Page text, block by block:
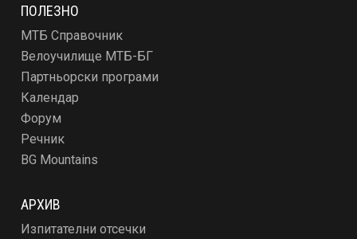
ПОЛЕЗНО
МТБ Справочник
Велоучилище МТБ-БГ
Партньорски програми
Календар
Форум
Речник
BG Mountains
АРХИВ
Изпитателни отсечки